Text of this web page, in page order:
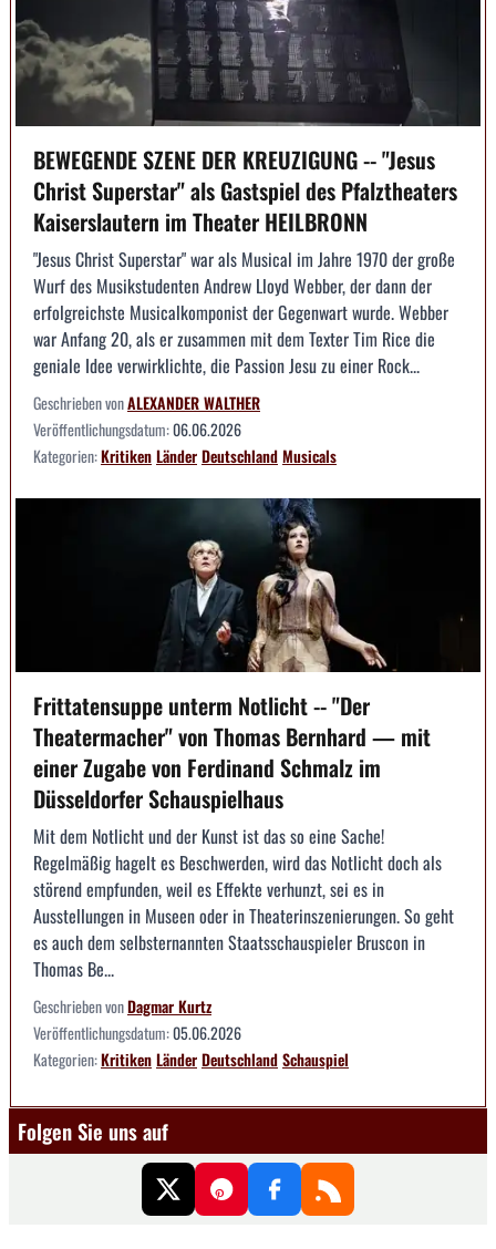
BEWEGENDE SZENE DER KREUZIGUNG -- "Jesus
Christ Superstar" als Gastspiel des Pfalztheaters
Kaiserslautern im Theater HEILBRONN
"Jesus Christ Superstar" war als Musical im Jahre 1970 der große
Wurf des Musikstudenten Andrew Lloyd Webber, der dann der
erfolgreichste Musicalkomponist der Gegenwart wurde. Webber
war Anfang 20, als er zusammen mit dem Texter Tim Rice die
geniale Idee verwirklichte, die Passion Jesu zu einer Rock...
Geschrieben vonALEXANDER WALTHER
Veröffentlichungsdatum:06.06.2026
Kategorien:KritikenLänderDeutschlandMusicals
Frittatensuppe unterm Notlicht -- "Der
Theatermacher" von Thomas Bernhard — mit
einer Zugabe von Ferdinand Schmalz im
Düsseldorfer Schauspielhaus
Mit dem Notlicht und der Kunst ist das so eine Sache!
Regelmäßig hagelt es Beschwerden, wird das Notlicht doch als
störend empfunden, weil es Effekte verhunzt, sei es in
Ausstellungen in Museen oder in Theaterinszenierungen. So geht
es auch dem selbsternannten Staatsschauspieler Bruscon in
Thomas Be...
Geschrieben vonDagmar Kurtz
Veröffentlichungsdatum:05.06.2026
Kategorien:KritikenLänderDeutschlandSchauspiel
Folgen Sie uns auf